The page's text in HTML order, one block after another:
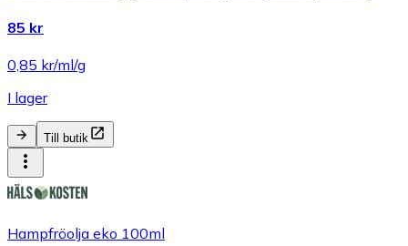
85 kr
0,85 kr/ml/g
I lager
Till butik
Hampfröolja eko 100ml